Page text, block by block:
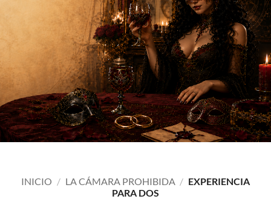
INICIO / LA CÁMARA PROHIBIDA / EXPERIENCIA
PARA DOS